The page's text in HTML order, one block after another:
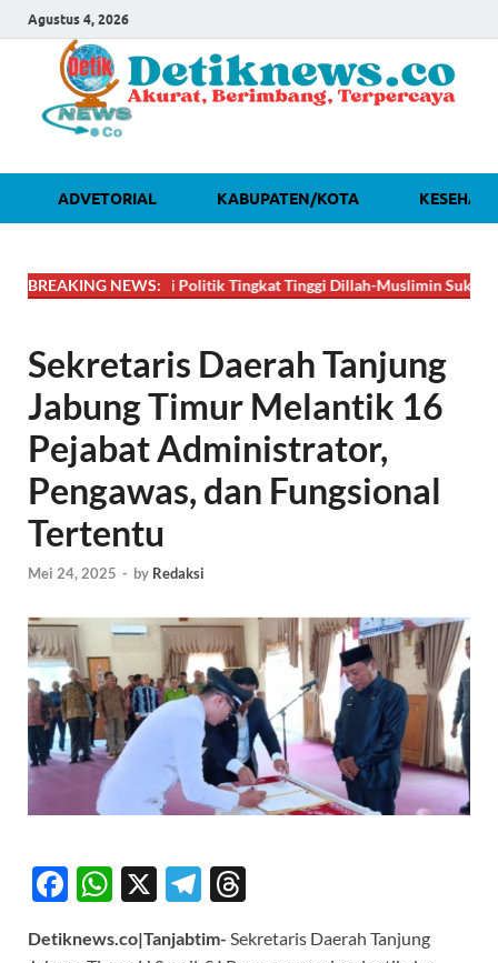
Agustus 4, 2026
ADVETORIAL KABUPATEN/KOTA
BREAKING NEWS:
DAHSYAT! Lobi Politik Tingkat Tinggi Dillah-Muslimin Sukses
Sekretaris Daerah Tanjung
Jabung Timur Melantik 16
Pejabat Administrator,
Pengawas, dan Fungsional
Tertentu
Mei 24, 2025 - by Redaksi
F
W X
T
Detiknews.co|Tanjabtim- Sekretaris Daerah Tanjung